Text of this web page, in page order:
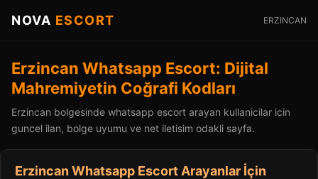
NOVA ESCORT ERZINCAN
Erzincan Whatsapp Escort: Dijital
Mahremiyetin Coğrafi Kodları
Erzincan bolgesinde whatsapp escort arayan kullanicilar icin
guncel ilan, bolge uyumu ve net iletisim odakli sayfa.
Erzincan Whatsapp Escort Arayanlar İçin